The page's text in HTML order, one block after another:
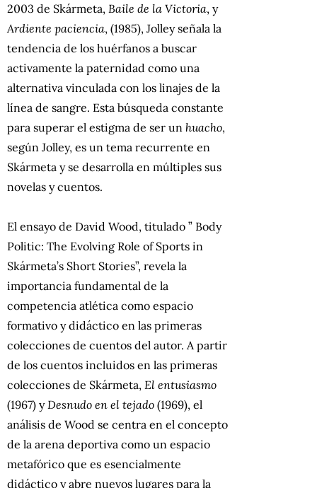
2003 de Skármeta, Baile de la Victoria, y
Ardiente paciencia, (1985), Jolley señala la
tendencia de los huérfanos a buscar
activamente la paternidad como una
alternativa vinculada con los linajes de la
línea de sangre. Esta búsqueda constante
para superar el estigma de ser un huacho,
según Jolley, es un tema recurrente en
Skármeta y se desarrolla en múltiples sus
novelas y cuentos.
El ensayo de David Wood, titulado ” Body
Politic: The Evolving Role of Sports in
Skármeta’s Short Stories”, revela la
importancia fundamental de la
competencia atlética como espacio
formativo y didáctico en las primeras
colecciones de cuentos del autor. A partir
de los cuentos incluidos en las primeras
colecciones de Skármeta, El entusiasmo
(1967) y Desnudo en el tejado (1969), el
análisis de Wood se centra en el concepto
de la arena deportiva como un espacio
metafórico que es esencialmente
didáctico y abre nuevos lugares para la